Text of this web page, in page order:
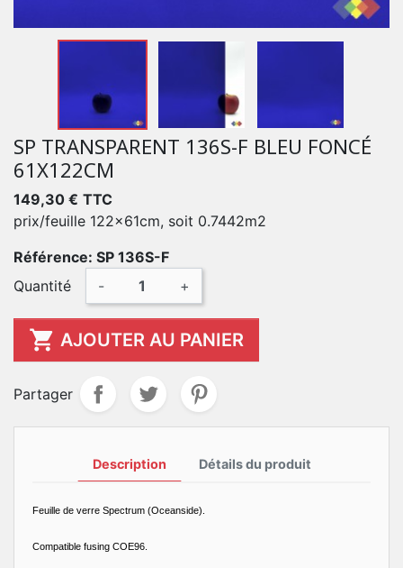
SP TRANSPARENT 136S-F BLEU FONCÉ
61X122CM
149,30 € TTC
prix/feuille 122x61cm, soit 0.7442m2
Référence: SP 136S-F
Quantité
- +
 AJOUTER AU PANIER
Partager
Description Détails du produit
Feuille de verre Spectrum (Oceanside).
Compatible fusing COE96.